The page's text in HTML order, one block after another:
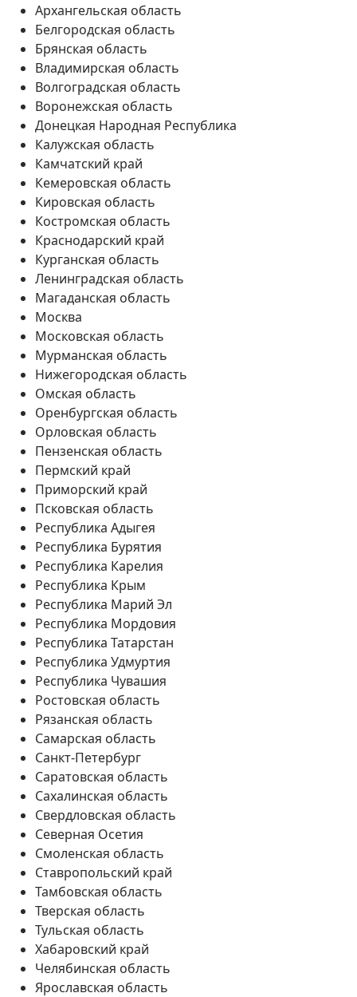
Архангельская область
Белгородская область
Брянская область
Владимирская область
Волгоградская область
Воронежская область
Донецкая Народная Республика
Калужская область
Камчатский край
Кемеровская область
Кировская область
Костромская область
Краснодарский край
Курганская область
Ленинградская область
Магаданская область
Москва
Московская область
Мурманская область
Нижегородская область
Омская область
Оренбургская область
Орловская область
Пензенская область
Пермский край
Приморский край
Псковская область
Республика Адыгея
Республика Бурятия
Республика Карелия
Республика Крым
Республика Марий Эл
Республика Мордовия
Республика Татарстан
Республика Удмуртия
Республика Чувашия
Ростовская область
Рязанская область
Самарская область
Санкт-Петербург
Саратовская область
Сахалинская область
Свердловская область
Северная Осетия
Смоленская область
Ставропольский край
Тамбовская область
Тверская область
Тульская область
Хабаровский край
Челябинская область
Ярославская область